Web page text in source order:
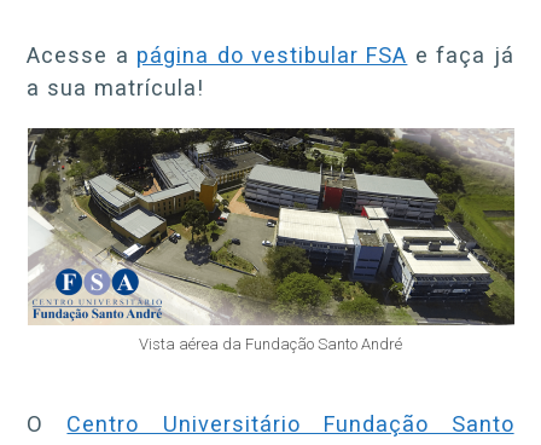
Acesse a página do vestibular FSA e faça já
a sua matrícula!
Vista aérea da Fundação Santo André
O Centro Universitário Fundação Santo